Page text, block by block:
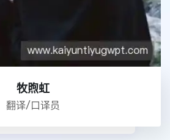
牧煦虹
翻译/口译员